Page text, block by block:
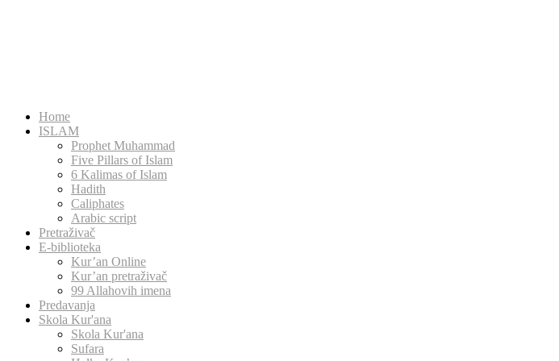
Home
ISLAM
Prophet Muhammad
Five Pillars of Islam
6 Kalimas of Islam
Hadith
Caliphates
Arabic script
Pretraživač
E-biblioteka
Kur’an Online
Kur’an pretraživač
99 Allahovih imena
Predavanja
Skola Kur'ana
Skola Kur'ana
Sufara